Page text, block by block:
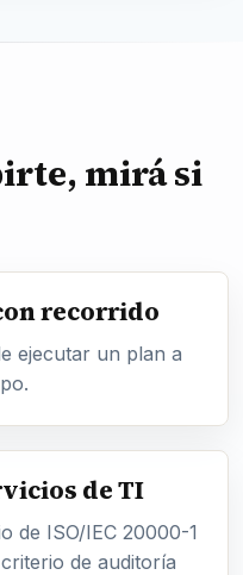
mirá si
recorrido
ejecutar un plan a
de TI
de ISO/IEC 20000-1
de auditoría